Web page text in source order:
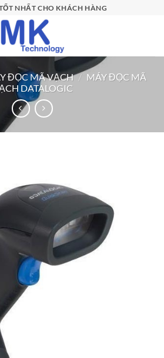
NHẤT CHO KHÁCH HÀNG
ĐỌC MÃ VẠCH / MÁY ĐỌC MÃ
DATALOGIC